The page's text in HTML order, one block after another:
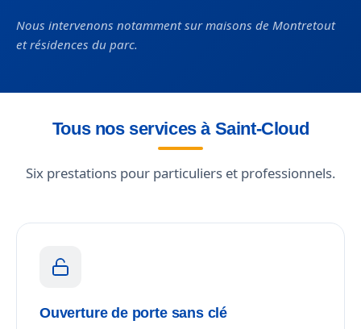
Nous intervenons notamment sur maisons de Montretout
et résidences du parc.
Tous nos services à Saint-Cloud
Six prestations pour particuliers et professionnels.
Ouverture de porte sans clé